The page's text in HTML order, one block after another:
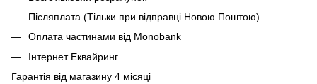
Післяплата (Тільки при відправці Новою Поштою)
Оплата частинами від Monobank
Інтернет Еквайринг
Гарантія від магазину 4 місяці